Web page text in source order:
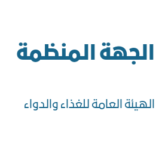
الجهة المنظمة
الهيئة العامة للغذاء والدواء